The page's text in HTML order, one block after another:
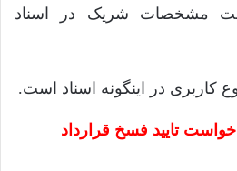
مشخصات شریک در اسناد
کاربری در اینگونه اسناد است.
تایید فسخ قرارداد